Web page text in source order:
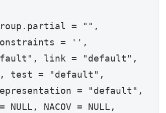
= "",
= '',
link = "default",
test = "default",
= "default",
NULL, NACOV = NULL,